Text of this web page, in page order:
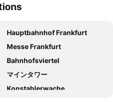
Hauptbahnhof Frankfurt
Messe Frankfurt
Bahnhofsviertel
マインタワー
Konstablerwache